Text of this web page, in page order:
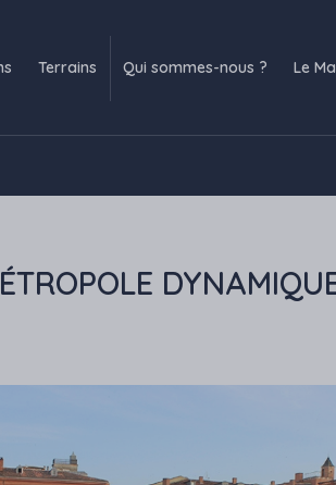
Terrains Qui sommes-nous ? Le